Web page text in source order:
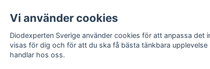
Applicering av Dekal
Vi använder cookies
Diodexperten Sverige använder cookies för att anpassa det
visas för dig och för att du ska få bästa tänkbara upplevelse
handlar hos oss.